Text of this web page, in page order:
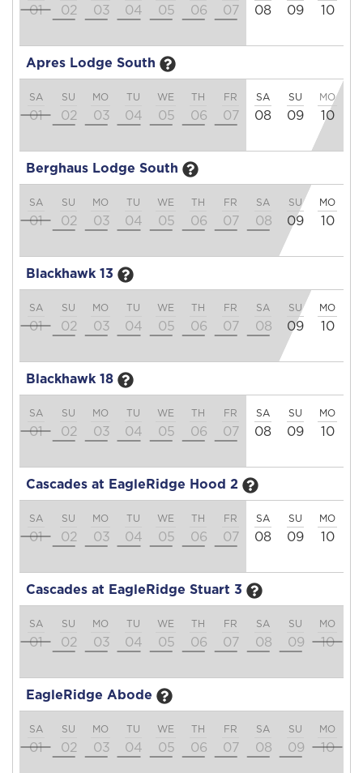
01 02 03 04 05 06 07 08 09 10
Apres Lodge South
SA
01
SU
02
MO
03
TU
04
WE
05
TH
06
FR
07
SA
08
SU
09
MO
10
Berghaus Lodge South
SA
01
SU
02
MO
03
TU
04
WE
05
TH
06
FR
07
SA
08
SU
09
MO
10
Blackhawk 13
SA
01
SU
02
MO
03
TU
04
WE
05
TH
06
FR
07
SA
08
SU
09
MO
10
Blackhawk 18
SA
01
SU
02
MO
03
TU
04
WE
05
TH
06
FR
07
SA
08
SU
09
MO
10
Cascades at EagleRidge Hood 2
SA
01
SU
02
MO
03
TU
04
WE
05
TH
06
FR
07
SA
08
SU
09
MO
10
Cascades at EagleRidge Stuart 3
SA
01
SU
02
MO
03
TU
04
WE
05
TH
06
FR
07
SA
08
SU
09
MO
10
EagleRidge Abode
SA
01
SU
02
MO
03
TU
04
WE
05
TH
06
FR
07
SA
08
SU
09
MO
10